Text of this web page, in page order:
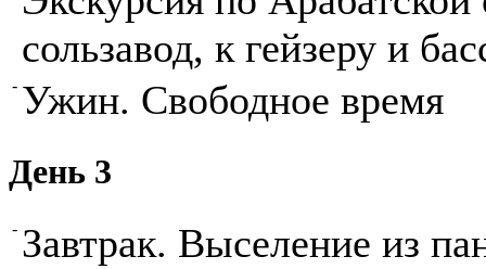
сользавод, к гейзеру и
- Ужин. Свободное время
День 3
- Завтрак. Выселение из